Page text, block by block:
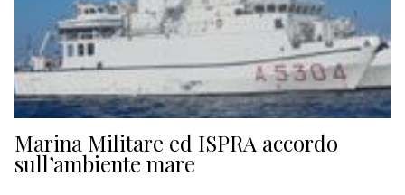
Marina Militare ed ISPRA accordo
sull’ambiente mare